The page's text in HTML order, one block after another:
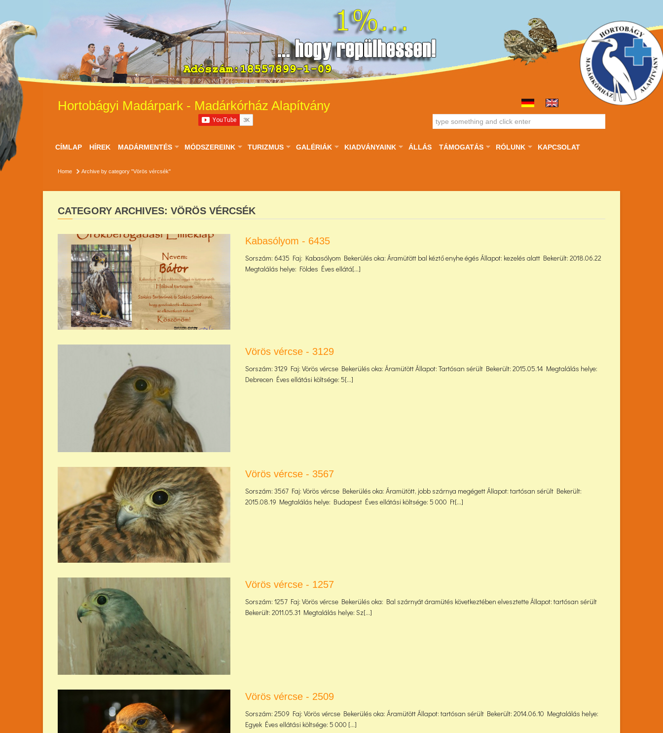
Hortobágyi Madárpark - Madárkórház Alapítvány
CÍMLAP HÍREK MADÁRMENTÉS MÓDSZEREINK TURIZMUS GALÉRIÁK KIADVÁNYAINK ÁLLÁS TÁMOGATÁS RÓLUNK KAPCSOLAT
Home Archive by category "Vörös vércsék"
CATEGORY ARCHIVES: VÖRÖS VÉRCSÉK
Kabasólyom - 6435
Sorszám: 6435 Faj: Kabasólyom Bekerülés oka: Áramütött bal kéztő enyhe égés Állapot: kezelés alatt Bekerült: 2018.06.22
Megtalálás helye: Földes Éves ellátá[...]
Vörös vércse - 3129
Sorszám: 3129 Faj: Vörös vércse Bekerülés oka: Áramütött Állapot: Tartósan sérült Bekerült: 2015.05.14 Megtalálás helye:
Debrecen Éves ellátási költsége: 5[...]
Vörös vércse - 3567
Sorszám: 3567 Faj: Vörös vércse Bekerülés oka: Áramütött, jobb szárnya megégett Állapot: tartósan sérült Bekerült:
2015.08.19 Megtalálás helye: Budapest Éves ellátási költsége: 5 000 Ft[...]
Vörös vércse - 1257
Sorszám: 1257 Faj: Vörös vércse Bekerülés oka: Bal szárnyát áramütés következtében elvesztette Állapot: tartósan sérült
Bekerült: 2011.05.31 Megtalálás helye: Sz[...]
Vörös vércse - 2509
Sorszám: 2509 Faj: Vörös vércse Bekerülés oka: Áramütött Állapot: tartósan sérült Bekerült: 2014.06.10 Megtalálás helye:
Egyek Éves ellátási költsége: 5 000 [...]